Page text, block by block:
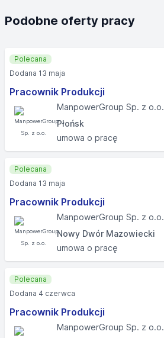
Podobne oferty pracy
Pracownik Produkcji
ManpowerGroup Sp. z o.o.
Płońsk
umowa o pracę
Polecana
Dodana 13 maja
Pracownik Produkcji
ManpowerGroup Sp. z o.o.
Nowy Dwór Mazowiecki
umowa o pracę
Polecana
Dodana 13 maja
Pracownik Produkcji
ManpowerGroup Sp. z o.o.
Polecana
Dodana 4 czerwca